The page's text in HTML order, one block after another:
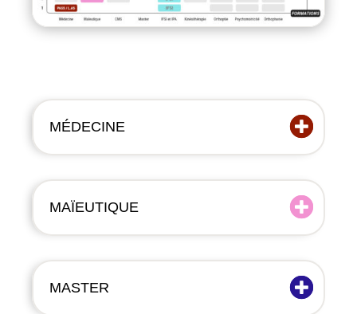
MÉDECINE
MAÏEUTIQUE
MASTER